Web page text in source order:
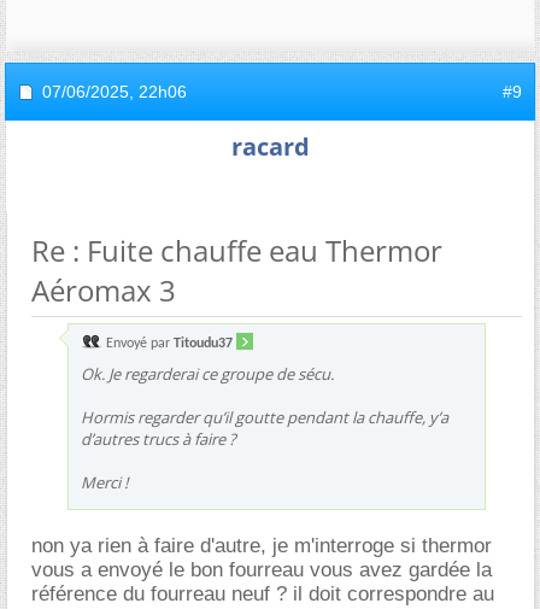
07/06/2025, 22h06 #9
racard
Re : Fuite chauffe eau Thermor
Aéromax 3
Envoyé par Titoudu37
Ok. Je regarderai ce groupe de sécu.
Hormis regarder qu’il goutte pendant la chauffe, y’a
d’autres trucs à faire ?
Merci !
non ya rien à faire d'autre, je m'interroge si thermor
vous a envoyé le bon fourreau vous avez gardée la
référence du fourreau neuf ? il doit correspondre au